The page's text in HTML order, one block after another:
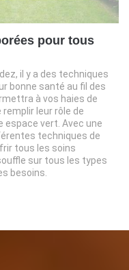
pour tous
il y a des techniques
bonne santé au fil des
à vos haies de
leur rôle de
vert. Avec une
techniques de
tous les soins
sur tous les types
besoins.